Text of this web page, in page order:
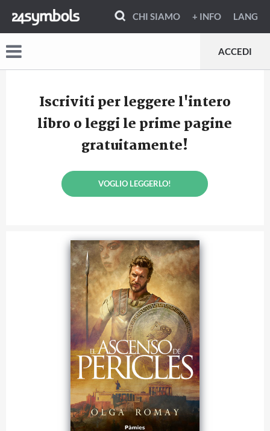
CHI SIAMO + INFO LANG
ACCEDI
Iscriviti per leggere l'intero
libro o leggi le prime pagine
gratuitamente!
VOGLIO LEGGERLO!